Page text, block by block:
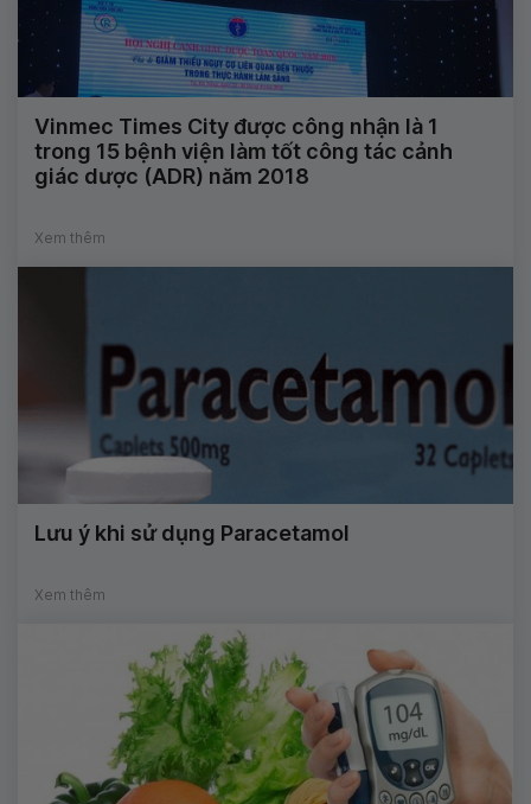
Vinmec Times City được công nhận là 1
trong 15 bệnh viện làm tốt công tác cảnh
giác dược (ADR) năm 2018
Xem thêm
Lưu ý khi sử dụng Paracetamol
Xem thêm